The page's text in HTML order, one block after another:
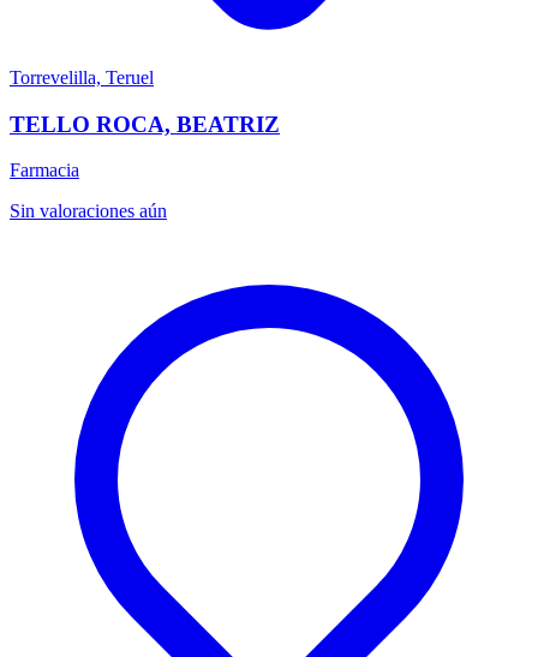
Torrevelilla, Teruel
TELLO ROCA, BEATRIZ
Farmacia
Sin valoraciones aún